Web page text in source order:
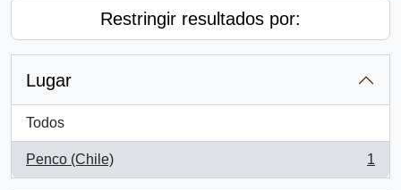
Restringir resultados por:
Lugar
Todos
Penco (Chile)
, 1 resultados
1